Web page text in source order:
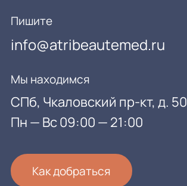
Пишите
info@atribeautemed.ru
Мы находимся
СПб, Чкаловский пр-кт, д. 50
Пн — Вс 09:00 — 21:00
Как добраться